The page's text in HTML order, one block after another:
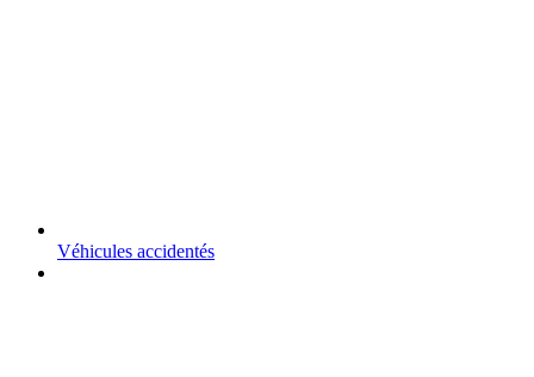
Véhicules accidentés